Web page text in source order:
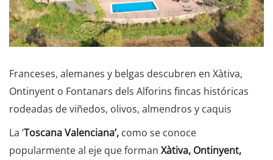
Franceses, alemanes y belgas descubren en Xàtiva,
Ontinyent o Fontanars dels Alforins fincas históricas
rodeadas de viñedos, olivos, almendros y caquis
La ‘Toscana Valenciana’, como se conoce
popularmente al eje que forman Xàtiva, Ontinyent,